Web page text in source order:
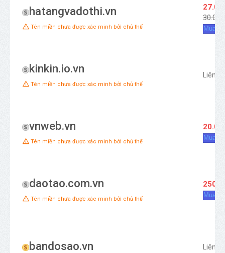
hatangvadothi.vn
Tên miền chưa được xác minh bởi chủ thể Mua
kinkin.io.vn
Tên miền chưa được xác minh bởi chủ thể
Liên
vnweb.vn
Tên miền chưa được xác minh bởi chủ thể
Mua
daotao.com.vn
Tên miền chưa được xác minh bởi chủ thể
Mua
bandosao.vn Liên